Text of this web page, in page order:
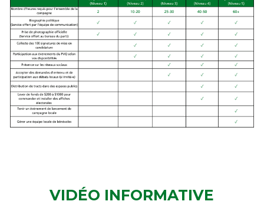
VIDÉO INFORMATIVE